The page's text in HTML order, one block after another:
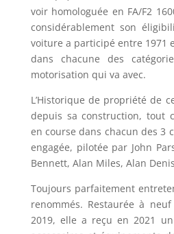
voir homologuée en FA/F2
considérablement son
voiture a participé entre 1971
dans chacune des
motorisation qui va avec.
L’Historique de propriété de
depuis sa construction, tout
en course dans chacun des 3
engagée, pilotée par John
Bennett, Alan Miles, Alan
Toujours parfaitement
renommés. Restaurée à
2019, elle a reçu en 2021